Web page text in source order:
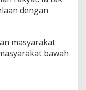
dengan
masyarakat
bawah